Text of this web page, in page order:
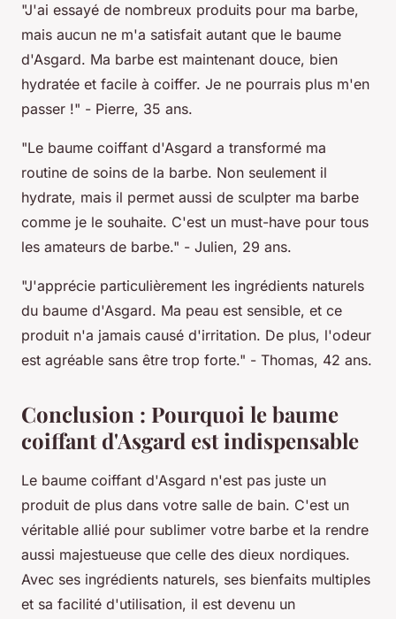
"J'ai essayé de nombreux produits pour ma barbe,
mais aucun ne m'a satisfait autant que le baume
d'Asgard. Ma barbe est maintenant douce, bien
hydratée et facile à coiffer. Je ne pourrais plus m'en
passer !" - Pierre, 35 ans.
"Le baume coiffant d'Asgard a transformé ma
routine de soins de la barbe. Non seulement il
hydrate, mais il permet aussi de sculpter ma barbe
comme je le souhaite. C'est un must-have pour tous
les amateurs de barbe." - Julien, 29 ans.
"J'apprécie particulièrement les ingrédients naturels
du baume d'Asgard. Ma peau est sensible, et ce
produit n'a jamais causé d'irritation. De plus, l'odeur
est agréable sans être trop forte." - Thomas, 42 ans.
Conclusion : Pourquoi le baume
coiffant d'Asgard est indispensable
Le baume coiffant d'Asgard n'est pas juste un
produit de plus dans votre salle de bain. C'est un
véritable allié pour sublimer votre barbe et la rendre
aussi majestueuse que celle des dieux nordiques.
Avec ses ingrédients naturels, ses bienfaits multiples
et sa facilité d'utilisation, il est devenu un